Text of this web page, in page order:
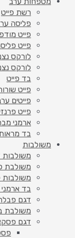
רשת פייט
פליסה
פייט
פייט
לורקס
לורקס
בד פייט
פייט
פייטים
פייט
ארמני
בד
משולבות
משולבת
משולבות
בד ארמני
דגם פבלה –
משולבת
דגם